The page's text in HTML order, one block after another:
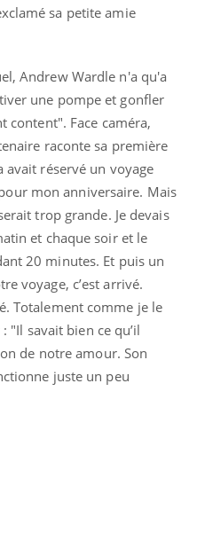
sa petite amie
Andrew Wardle n'a qu'a
une pompe et gonfler
content". Face caméra,
raconte sa première
avait réservé un voyage
mon anniversaire. Mais
trop grande. Je devais
et chaque soir et le
20 minutes. Et puis un
voyage, c’est arrivé.
Totalement comme je le
"Il savait bien ce qu’il
de notre amour. Son
juste un peu